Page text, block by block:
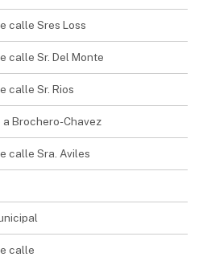
calle Sres Loss
calle Sr. Del Monte
calle Sr. Rios
Brochero-Chavez
calle Sra. Aviles
calle